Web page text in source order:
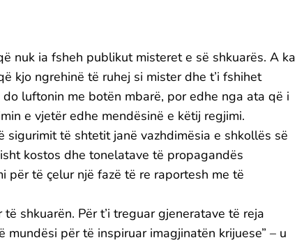
nuk ia fsheh publikut misteret e së shkuarës. A ka
kjo ngrehinë të ruhej si mister dhe t’i fshihet
luftonin me botën mbarë, por edhe nga ata që i
e vjetër edhe mendësinë e këtij regjimi.
të shtetit janë vazhdimësia e shkollës së
kostos dhe tonelatave të propagandës
për të çelur një fazë të re raportesh me të
shkuarën. Për t’i treguar gjeneratave të reja
për të inspiruar imagjinatën krijuese” – u